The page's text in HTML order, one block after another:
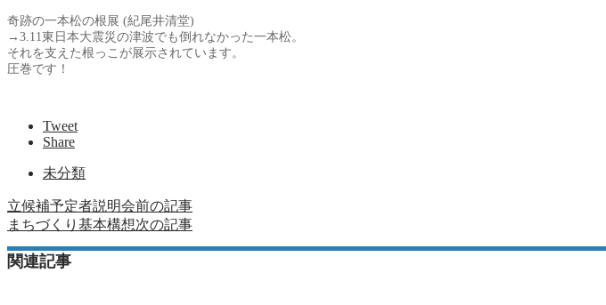
奇跡の一本松の根展 (紀尾井清堂)
→3.11東日本大震災の津波でも倒れなかった一本松。
それを支えた根っこが展示されています。
圧巻です！
Tweet
Share
未分類
立候補予定者説明会前の記事
まちづくり基本構想次の記事
関連記事